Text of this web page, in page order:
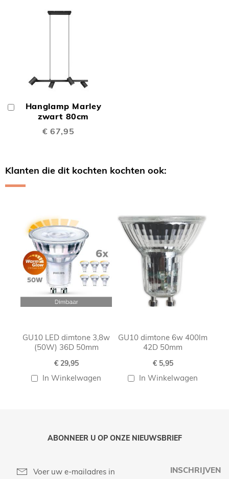
Hanglamp Marley
zwart 80cm
€ 67,95
Winkelwagen
Klanten die dit kochten kochten ook:
GU10 LED dimtone 3,8w
(50W) 36D 50mm
€ 29,95
In Winkelwagen
GU10 dimtone 6w 400lm
42D 50mm
€ 5,95
In Winkelwagen
ABONNEER U OP ONZE NIEUWSBRIEF
INSCHRIJVEN